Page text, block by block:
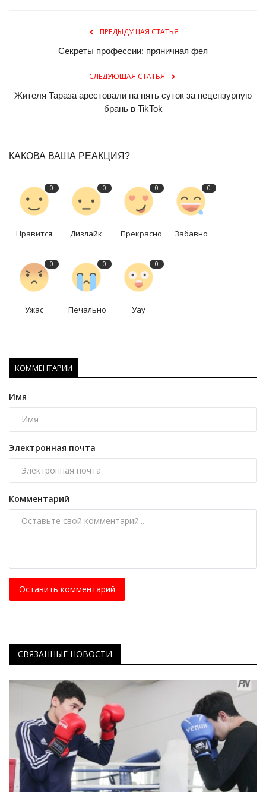
ПРЕДЫДУЩАЯ СТАТЬЯ
Секреты профессии: пряничная фея
СЛЕДУЮЩАЯ СТАТЬЯ
Жителя Тараза арестовали на пять суток за нецензурную
брань в TikTok
КАКОВА ВАША РЕАКЦИЯ?
0
Нравится
0
Дизлайк
0
Прекрасно
0
Забавно
0
Ужас
0
Печально
0
Уау
КОММЕНТАРИИ
Имя
Электронная почта
Комментарий
Оставить комментарий
СВЯЗАННЫЕ НОВОСТИ